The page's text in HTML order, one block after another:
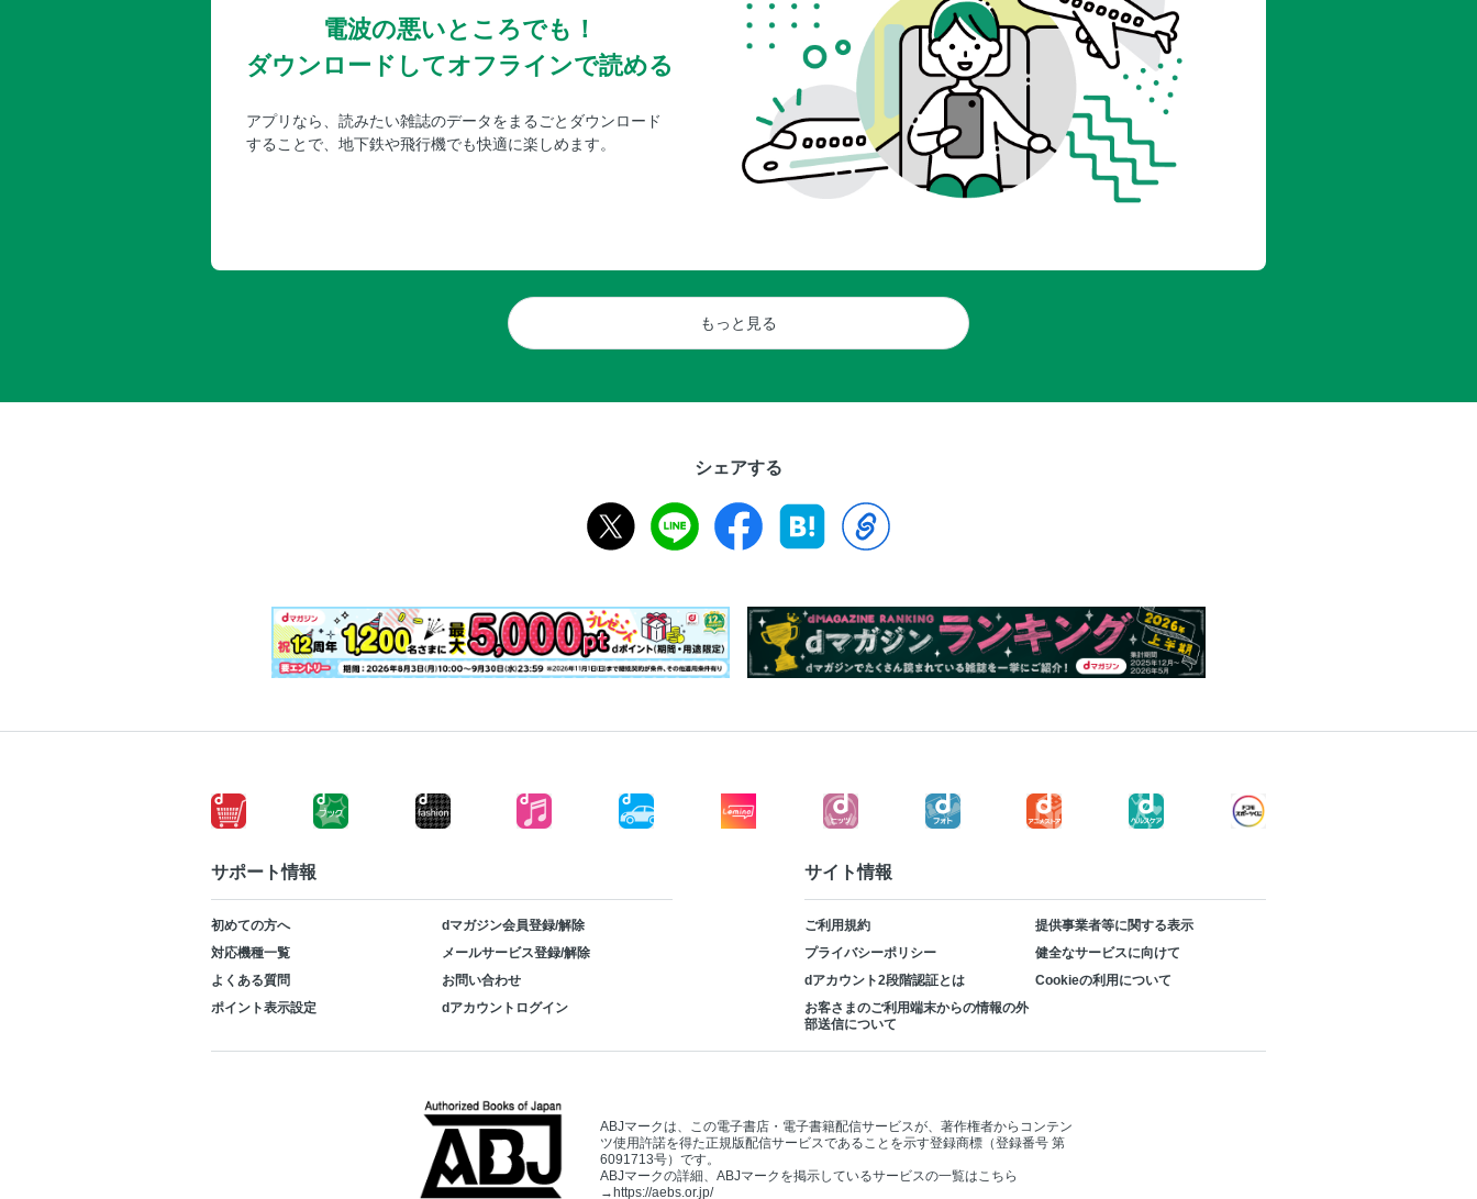
電波の悪いところでも！
ダウンロードしてオフラインで読める
アプリなら、読みたい雑誌のデータをまるごとダウンロード
することで、地下鉄や飛行機でも快適に楽しめます。
もっと見る
シェアする
サポート情報
初めての方へ
dマガジン会員登録/解除
対応機種一覧
メールサービス登録/解除
よくある質問
お問い合わせ
ポイント表示設定
dアカウントログイン
サイト情報
ご利用規約
提供事業者等に関する表示
プライバシーポリシー
健全なサービスに向けて
dアカウント2段階認証とは
Cookieの利用について
お客さまのご利用端末からの情報の外
部送信について
ABJマークは、この電子書店・電子書籍配信サービスが、著作権者からコンテン
ツ使用許諾を得た正規版配信サービスであることを示す登録商標（登録番号 第
6091713号）です。
ABJマークの詳細、ABJマークを掲示しているサービスの一覧はこちら
→ https://aebs.or.jp/